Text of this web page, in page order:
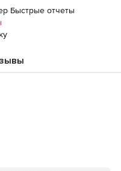
Быстрые отчеты